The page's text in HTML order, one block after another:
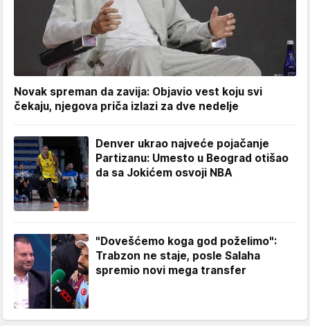
Novak spreman da zavija: Objavio vest koju svi
čekaju, njegova priča izlazi za dve nedelje
Denver ukrao najveće pojačanje
Partizanu: Umesto u Beograd otišao
da sa Jokićem osvoji NBA
"Dovešćemo koga god poželimo":
Trabzon ne staje, posle Salaha
spremio novi mega transfer